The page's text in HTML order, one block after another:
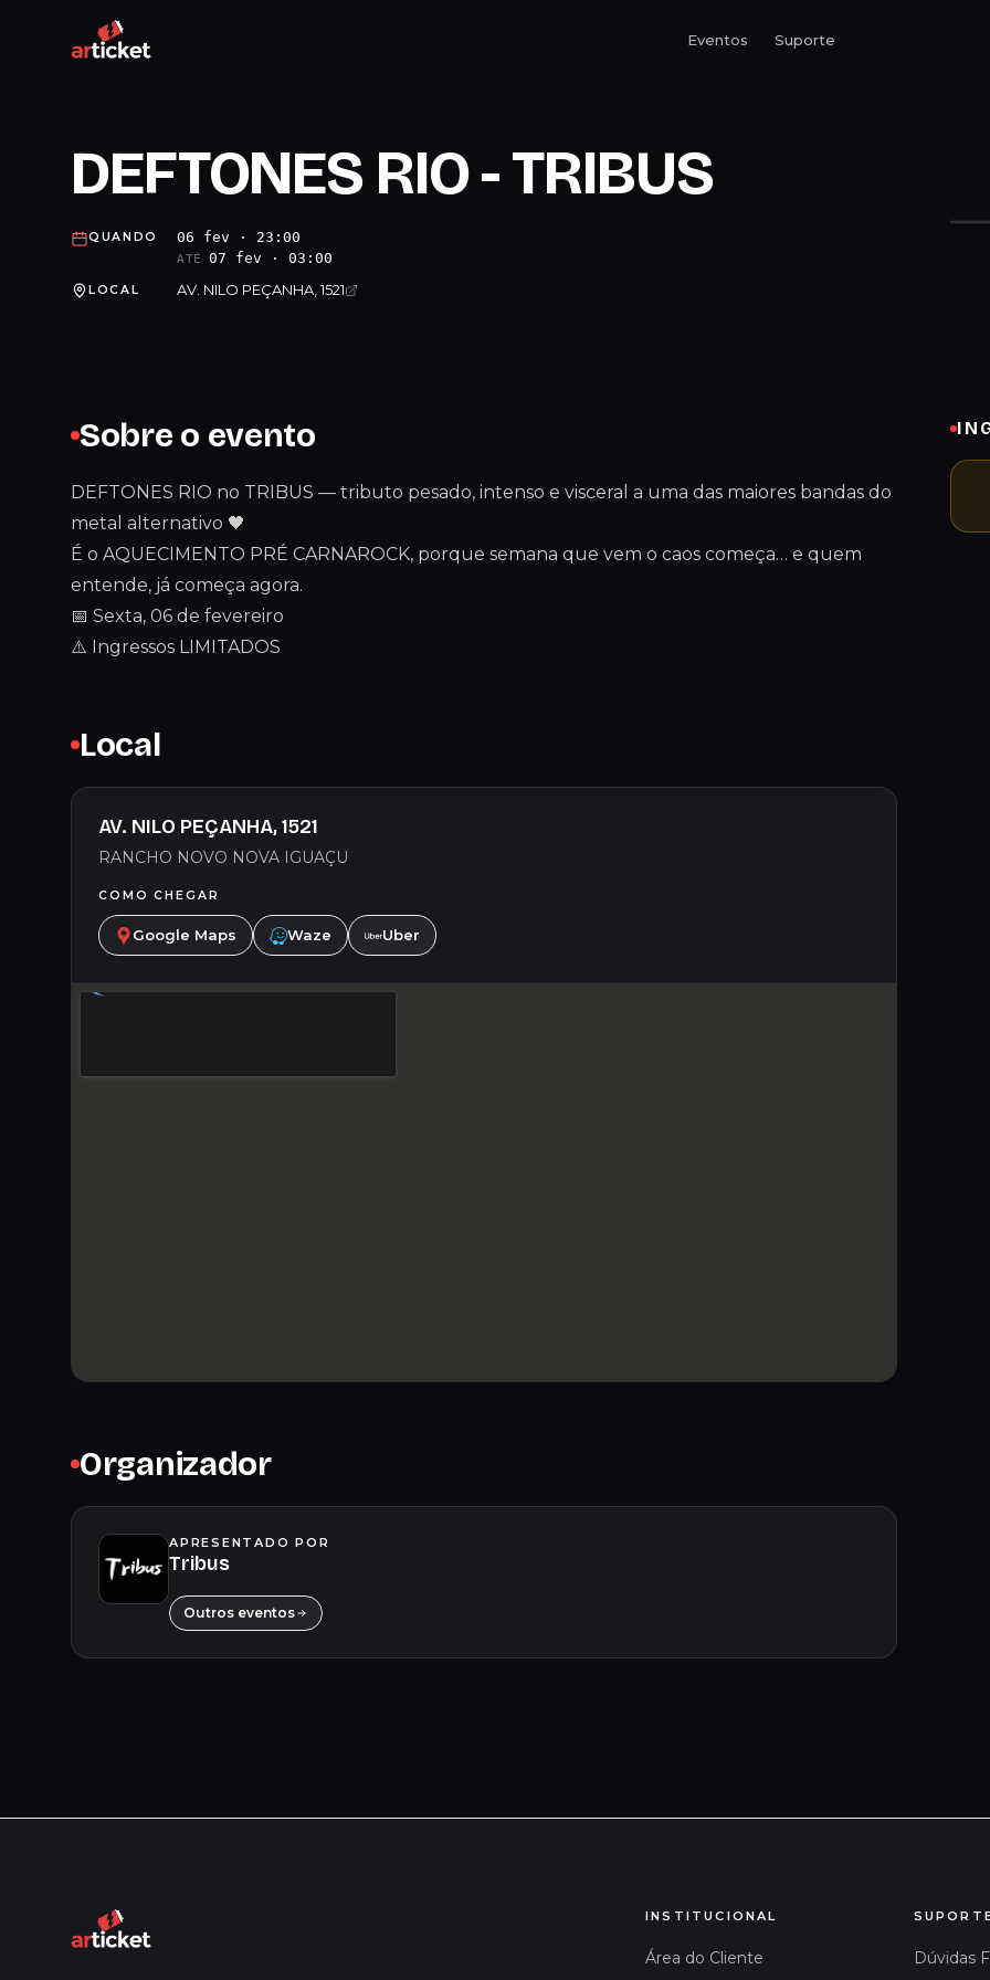
Eventos Suporte
DEFTONES RIO - TRIBUS
QUANDO 06 fev · 23:00
ATÉ 07 fev · 03:00
LOCAL AV. NILO PEÇANHA, 1521
Sobre o evento
DEFTONES RIO no TRIBUS — tributo pesado, intenso e visceral a uma das maiores bandas do
metal alternativo 🖤
É o AQUECIMENTO PRÉ CARNAROCK, porque semana que vem o caos começa… e quem
entende, já começa agora.
📅 Sexta, 06 de fevereiro
⚠️ Ingressos LIMITADOS
Local
AV. NILO PEÇANHA, 1521
RANCHO NOVO NOVA IGUAÇU
COMO CHEGAR
Google Maps Waze Uber
Organizador
APRESENTADO POR
Tribus
Outros eventos
INSTITUCIONAL
Área do Cliente Dúvidas